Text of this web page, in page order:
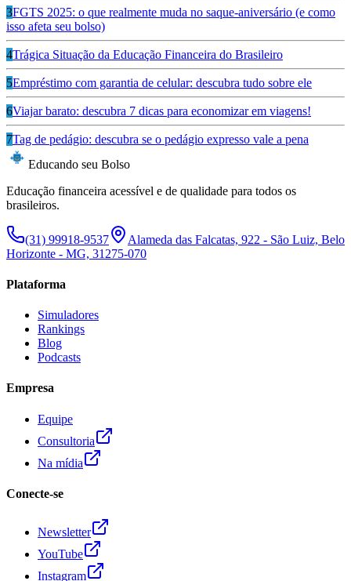
3FGTS 2025: o que realmente muda no saque-aniversário (e como
isso afeta seu bolso)
4Trágica Situação da Educação Financeira do Brasileiro
5Empréstimo com garantia de celular: descubra tudo sobre ele
6Viajar barato: descubra 7 dicas para economizar em viagens!
7Tag de pedágio: descubra se o pedágio expresso vale a pena
Educando seu Bolso
Educação financeira acessível e de qualidade para todos os
brasileiros.
(31) 99918-9537
Alameda das Falcatas, 922 - São Luiz, Belo
Horizonte - MG, 31275-070
Plataforma
Simuladores
Rankings
Blog
Podcasts
Empresa
Equipe
Consultoria
Na mídia
Conecte-se
Newsletter
YouTube
Instagram